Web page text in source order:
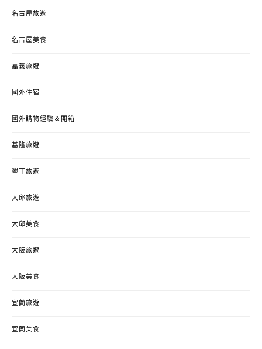
名古屋旅遊
名古屋美食
嘉義旅遊
國外住宿
國外購物經驗＆開箱
基隆旅遊
墾丁旅遊
大邱旅遊
大邱美食
大阪旅遊
大阪美食
宜蘭旅遊
宜蘭美食